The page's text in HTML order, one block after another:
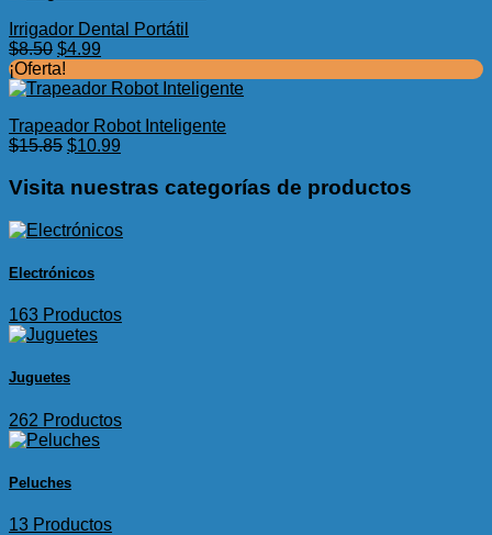
Irrigador Dental Portátil
$8.50 El
precio
original
$8.50.
$4.99
actual
$4.99.
¡Oferta!
Trapeador Robot Inteligente
$15.85 El
original
$15.85.
$10.99
actual
$10.99.
Visita nuestras categorías de productos
Electrónicos
163 Productos
Juguetes
262 Productos
Peluches
13 Productos